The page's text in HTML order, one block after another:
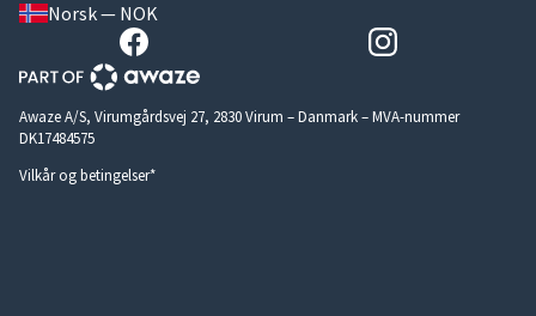
Norsk — NOK
Awaze A/S, Virumgårdsvej 27, 2830 Virum – Danmark – MVA-nummer
DK17484575
Vilkår og betingelser*